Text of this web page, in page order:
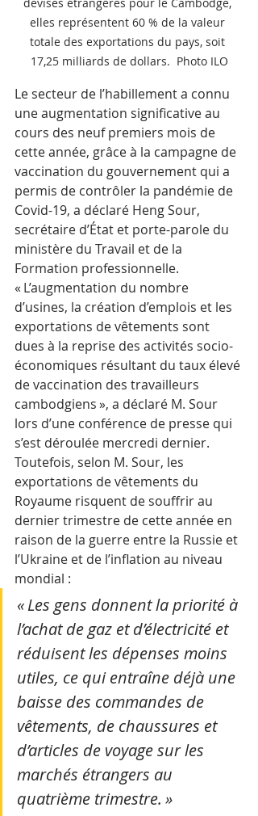
elles représentent 60 % de la valeur
totale des exportations du pays, soit
17,25 milliards de dollars.  Photo ILO
Le secteur de l’habillement a connu
une augmentation significative au
cours des neuf premiers mois de
cette année, grâce à la campagne de
vaccination du gouvernement qui a
permis de contrôler la pandémie de
Covid-19, a déclaré Heng Sour,
secrétaire d’État et porte-parole du
ministère du Travail et de la
Formation professionnelle.
« L’augmentation du nombre
d’usines, la création d’emplois et les
exportations de vêtements sont
dues à la reprise des activités socio-
économiques résultant du taux élevé
de vaccination des travailleurs
cambodgiens », a déclaré M. Sour
lors d’une conférence de presse qui
s’est déroulée mercredi dernier.
Toutefois, selon M. Sour, les
exportations de vêtements du
Royaume risquent de souffrir au
dernier trimestre de cette année en
raison de la guerre entre la Russie et
l’Ukraine et de l’inflation au niveau
mondial :
« Les gens donnent la priorité à
l’achat de gaz et d’électricité et
réduisent les dépenses moins
utiles, ce qui entraîne déjà une
baisse des commandes de
vêtements, de chaussures et
d’articles de voyage sur les
marchés étrangers au
quatrième trimestre. »